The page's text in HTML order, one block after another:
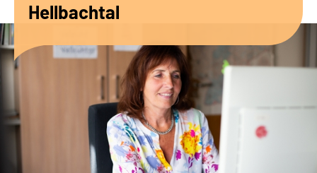
Karriere
Sozialdienste & Zuweisende
Hellbachtal